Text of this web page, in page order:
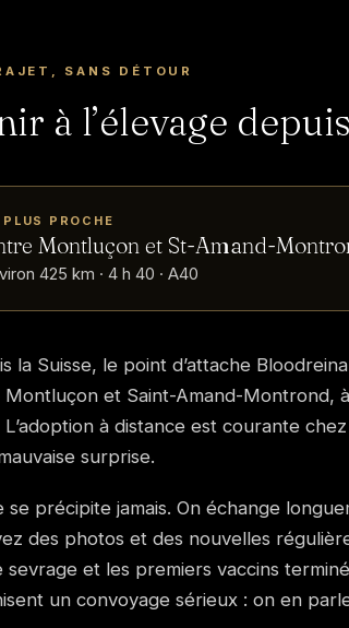
SANS DÉTOUR
à l’élevage
PLUS PROCHE
Montluçon et St-Amand-
425 km · 4 h 40 · A40
la Suisse, le point d’attache
et Saint-Amand-
L’adoption à distance est courante
surprise.
se précipite jamais. On échange
des photos et des nouvelles
sevrage et les premiers vaccins
un convoyage sérieux : on en